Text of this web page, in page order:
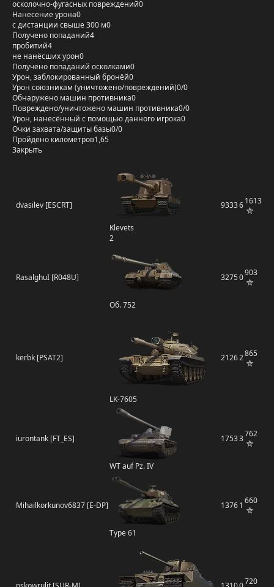
осколочно-фугасных повреждений0
Нанесение урона0
с дистанции свыше 300 м0
Получено попаданий4
пробитий4
не нанёсших урон0
Получено попаданий осколками0
Урон, заблокированный бронёй0
Урон союзникам (уничтожено/повреждений)0/0
Обнаружено машин противника0
Повреждено/уничтожено машин противника0/0
Урон, нанесённый с помощью данного игрока0
Очки захвата/защиты базы0/0
Пройдено километров1,65
Закрыть
dvasilev [ESCRT]
Klevets
2
933361613
RasalghuI [R048U]
Об. 752
32750903
kerbk [PSAT2]
LK-7605
21262865
iurontank [FT_ES]
WT auf Pz. IV
17533762
Mihailkorkunov6837 [E-DP]
Type 61
13761 660
720